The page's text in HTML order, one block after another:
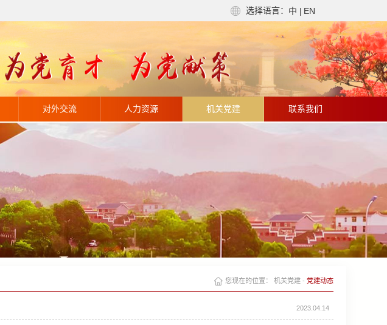
选择语言： 中 | EN
对外交流 人力资源 机关党建 联系我们
您现在的位置： 机关党建- 党建动态
2023.04.14